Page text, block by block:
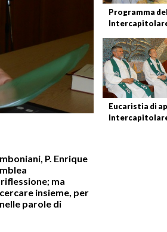
Programma
Eucaristia di
P. Enrique
ma
insieme, per
parole di